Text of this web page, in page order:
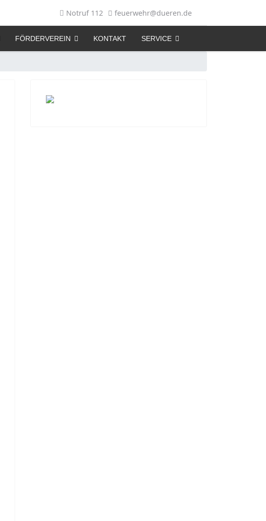
Notruf 112 feuerwehr@dueren.de
FÖRDERVEREIN KONTAKT SERVICE